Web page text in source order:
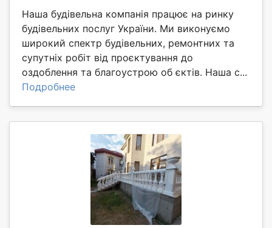
Наша будівельна компанія працює на ринку
будівельних послуг України. Ми виконуємо
широкий спектр будівельних, ремонтних та
супутніх робіт від проєктування до
оздоблення та благоустрою об єктів. Наша с...
Подробнее